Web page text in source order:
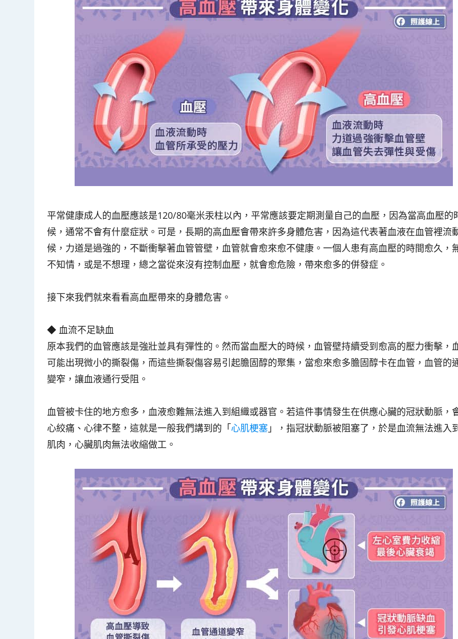
平常健康成人的血壓應該是120/80毫米汞柱以內，平常應該要定期測量自己的血壓，因為當高血壓的
候，通常不會有什麼症狀。可是，長期的高血壓會帶來許多身體危害，因為這代表著血液在血管裡流
候，力道是過強的，不斷衝擊著血管管壁，血管就會愈來愈不健康。一個人患有高血壓的時間愈久，
不知情，或是不想理，總之當從來沒有控制血壓，就會愈危險，帶來愈多的併發症。
接下來我們就來看看高血壓帶來的身體危害。
◆ 血流不足缺血
原本我們的血管應該是強壯並具有彈性的。然而當血壓大的時候， 血管壁持續受到愈高的壓力衝擊，
可能出現微小的撕裂傷 ，而這些撕裂傷容易引起膽固醇的聚集，當愈來愈多膽固醇卡在血管，血管的
變窄，讓血液通行受阻。
血管被卡住的地方愈多，血液愈難無法進入到組織或器官。若這件事情發生在供應心臟的冠狀動脈，
心絞痛、心律不整，這就是一般我們講到的「心肌梗塞 」，指冠狀動脈被阻塞了，於是血流無法進入
肌肉，心臟肌肉無法收縮做工。